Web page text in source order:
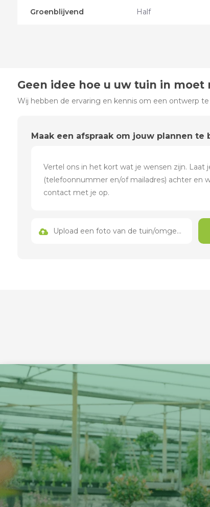
Groenblijvend Half
Geen idee hoe u uw tuin in moet
Wij hebben de ervaring en kennis om een ontwerp
Maak een afspraak om jouw plannen te
Upload een foto van de tuin/omgeving